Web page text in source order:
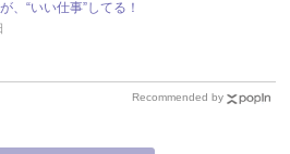
、“いい仕事”してる！
Recommended by